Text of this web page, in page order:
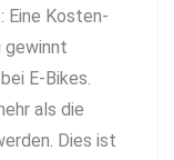
Eine Kosten-
gewinnt
E-Bikes.
als die
Dies ist